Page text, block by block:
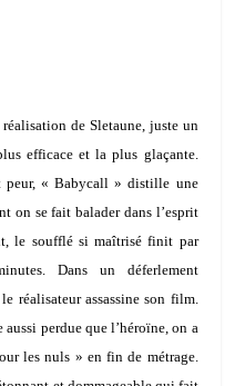
de Sletaune, juste un
efficace et la plus glaçante.
peur, « Babycall » distille une
on se fait balader dans l’esprit
le soufflé si maîtrisé finit par
Dans un déferlement
réalisateur assassine son film.
perdue que l’héroïne, on a
les nuls » en fin de métrage.